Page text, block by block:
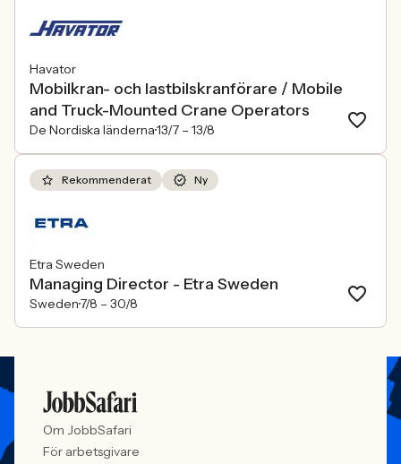
Havator
Mobilkran- och lastbilskranförare / Mobile
and Truck-Mounted Crane Operators
De Nordiska länderna13/7 – 13/8
Rekommenderat Ny
Etra Sweden
Managing Director - Etra Sweden
Sweden7/8 – 30/8
Om JobbSafari
För arbetsgivare